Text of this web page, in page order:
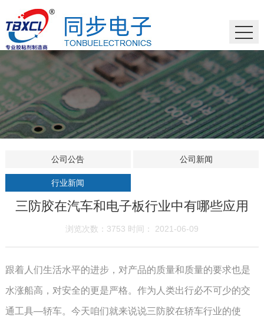
公司公告 公司新闻
行业新闻
三防胶在汽车和电子板行业中有哪些应用
浏览次数：3753 时间： 2021-06-09
跟着人们生活水平的进步，对产品的质量和质量的要求也是
水涨船高，对安全的更是严格。作为人类出行必不可少的交
通工具—轿车。今天咱们就来说说三防胶在轿车行业的使